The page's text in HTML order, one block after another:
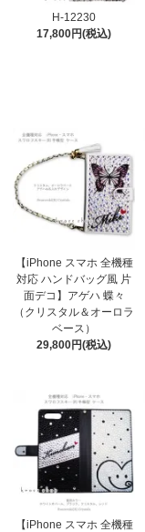
H-12230
17,800円(税込)
【iPhone スマホ 全機種
対応 ハンドバッグ風 片
面デコ】アゲハ 蝶々
（クリスタル＆オーロラ
ベース）
29,800円(税込)
【iPhone スマホ 全機種